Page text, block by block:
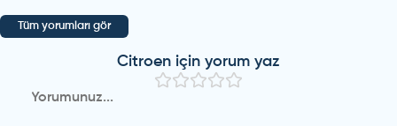
çok sessiz sürüşü var çok seri bir araç
(0) (0) Cevap yaz
Citroen
Tüm yorumları gör
Citroen için yorum yaz